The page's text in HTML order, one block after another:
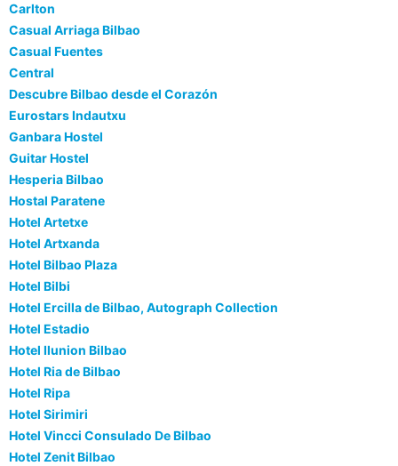
Carlton
Casual Arriaga Bilbao
Casual Fuentes
Central
Descubre Bilbao desde el Corazón
Eurostars Indautxu
Ganbara Hostel
Guitar Hostel
Hesperia Bilbao
Hostal Paratene
Hotel Artetxe
Hotel Artxanda
Hotel Bilbao Plaza
Hotel Bilbi
Hotel Ercilla de Bilbao, Autograph Collection
Hotel Estadio
Hotel Ilunion Bilbao
Hotel Ria de Bilbao
Hotel Ripa
Hotel Sirimiri
Hotel Vincci Consulado De Bilbao
Hotel Zenit Bilbao